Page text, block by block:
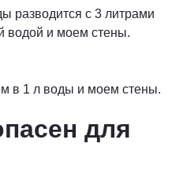
разводится с 3 литрами
водой и моем стены.
в 1 л воды и моем стены.
для